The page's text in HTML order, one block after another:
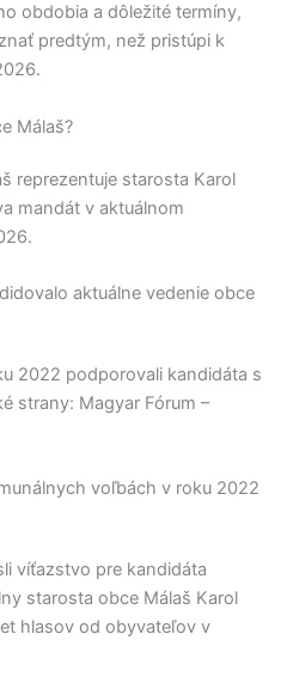
obdobia a dôležité termíny,
predtým, než pristúpi k
Málaš?
reprezentuje starosta Karol
mandát v aktuálnom
aktuálne vedenie obce
2022 podporovali kandidáta s
strany: Magyar Fórum –
voľbách v roku 2022
víťazstvo pre kandidáta
starosta obce Málaš Karol
hlasov od obyvateľov v